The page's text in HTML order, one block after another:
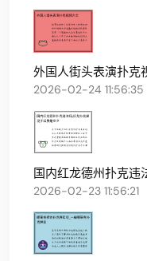
外国人街头表演扑克
2026-02-24 11:56:35
国内红龙德州扑克违
2026-02-23 11:56:21